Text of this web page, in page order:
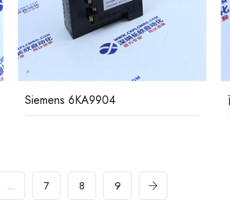
Siemens 6KA9904
… 7 8 9